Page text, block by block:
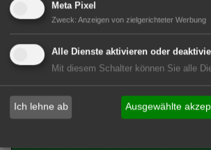
Kommentare (0)
Bisher sind keine Kommentare zu
Meta Pixel
Zweck: Anzeigen von zielgerichteter Werbung
Alle Dienste aktivieren oder
Mit diesem Schalter können Sie alle
Ich lehne ab Ausgewählte